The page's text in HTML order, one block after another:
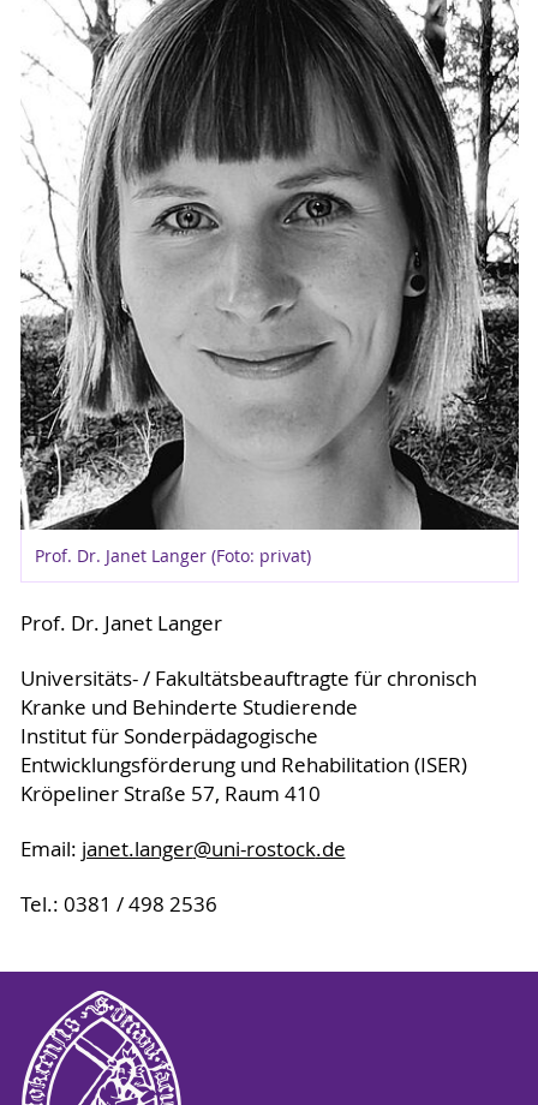
Prof. Dr. Janet Langer (Foto: privat)
Prof. Dr. Janet Langer
Universitäts- / Fakultätsbeauftragte für chronisch
Kranke und Behinderte Studierende
Institut für Sonderpädagogische
Entwicklungsförderung und Rehabilitation (ISER)
Kröpeliner Straße 57, Raum 410
Email: janet.langer@uni-rostock.de
Tel.: 0381 / 498 2536